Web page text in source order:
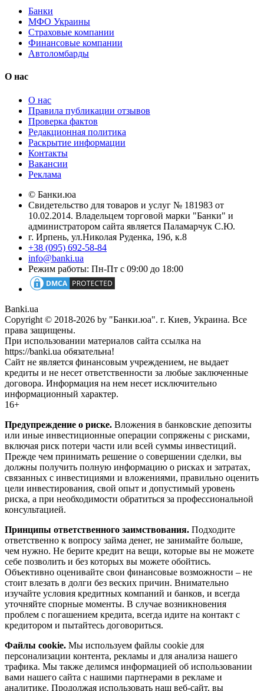
Банки
МФО Украины
Страховые компании
Финансовые компании
Автоломбарды
О нас
О нас
Правила публикации отзывов
Проверка фактов
Редакционная политика
Раскрытие информации
Контакты
Вакансии
Реклама
© Банки.юа
Свидетельство для товаров и услуг № 181983 от
10.02.2014. Владельцем торговой марки "Банки" и
администратором сайта является Паламарчук С.Ю.
г. Ирпень, ул.Николая Руденка, 19б, к.8
+38 (095) 692-58-84
info@banki.ua
Режим работы: Пн-Пт с 09:00 до 18:00
Banki.ua
Copyright © 2018-2026 by "Банки.юа". г. Киев, Украина. Все
права защищены.
При использовании материалов сайта ссылка на
https://banki.ua обязательна!
Сайт не является финансовым учреждением, не выдает
кредиты и не несет ответственности за любые заключенные
договора. Информация на нем несет исключительно
информационный характер.
16+
Предупреждение о риске. Вложения в банковские депозиты
или иные инвестиционные операции сопряжены с рисками,
включая риск потери части или всей суммы инвестиций.
Прежде чем принимать решение о совершении сделки, вы
должны получить полную информацию о рисках и затратах,
связанных с инвестициями и вложениями, правильно оценить
цели инвестирования, свой опыт и допустимый уровень
риска, а при необходимости обратиться за профессиональной
консультацией.
Принципы ответственного заимствования. Подходите
ответственно к вопросу займа денег, не занимайте больше,
чем нужно. Не берите кредит на вещи, которые вы не можете
себе позволить и без которых вы можете обойтись.
Объективно оценивайте свои финансовые возможности – не
стоит влезать в долги без веских причин. Внимательно
изучайте условия кредитных компаний и банков, и всегда
уточняйте спорные моменты. В случае возникновения
проблем с погашением кредита, всегда идите на контакт с
кредитором и пытайтесь договориться.
Файлы cookie. Мы используем файлы cookie для
персонализации контента, рекламы и для анализа нашего
трафика. Мы также делимся информацией об использовании
вами нашего сайта с нашими партнерами в рекламе и
аналитике. Продолжая использовать наш веб-сайт, вы